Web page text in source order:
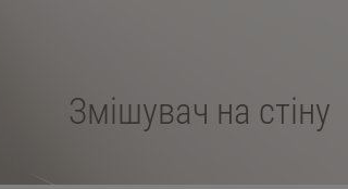
Змішувач на стіну